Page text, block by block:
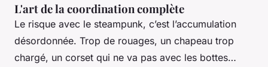
L'art de la coordination complète
Le risque avec le steampunk, c’est l’accumulation
désordonnée. Trop de rouages, un chapeau trop
chargé, un corset qui ne va pas avec les bottes…